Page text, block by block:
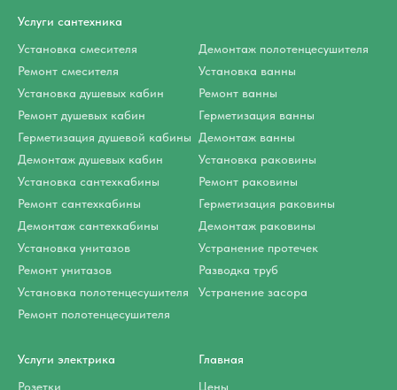
Услуги электрика
Розетки
Услуги сантехника
Установка смесителя
Ремонт смесителя
Установка душевых кабин
Ремонт душевых кабин
Герметизация душевой кабины
Демонтаж душевых кабин
Установка сантехкабины
Ремонт сантехкабины
Демонтаж сантехкабины
Установка унитазов
Ремонт унитазов
Установка полотенцесушителя
Ремонт полотенцесушителя
Демонтаж полотенцесушителя
Установка ванны
Ремонт ванны
Герметизация ванны
Демонтаж ванны
Установка раковины
Ремонт раковины
Герметизация раковины
Демонтаж раковины
Устранение протечек
Разводка труб
Устранение засора
Главная
Цены